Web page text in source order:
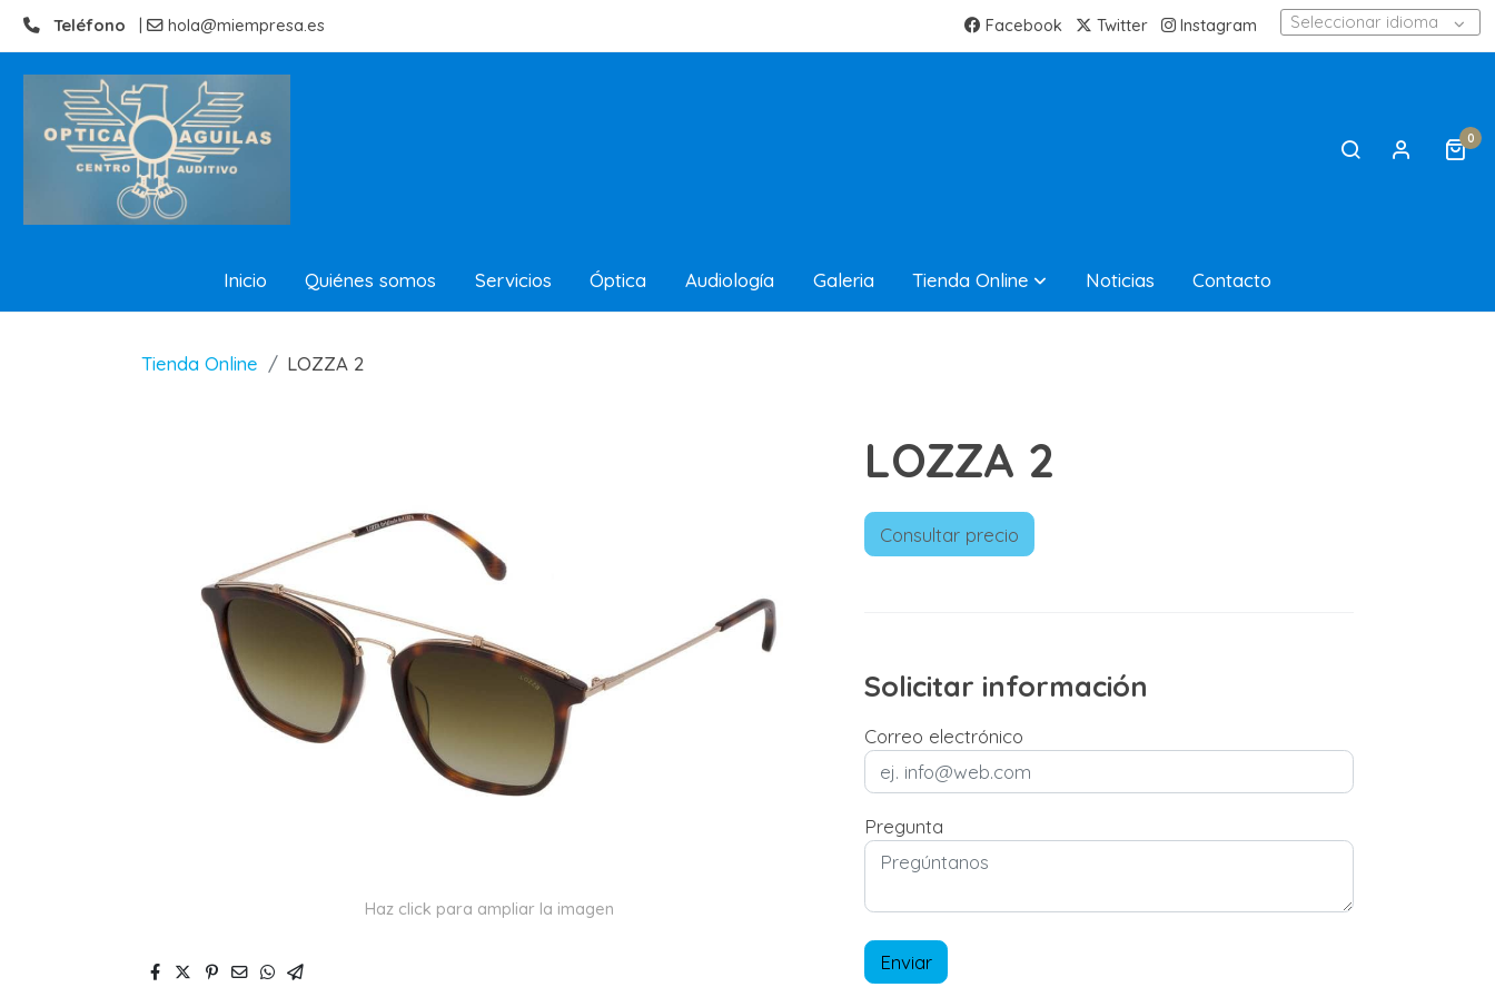
Teléfono | hola@miempresa.es Facebook Twitter Instagram Seleccionar idioma
0
Inicio Quiénes somos Servicios Óptica Audiología Galeria Tienda Online Noticias Contacto
Tienda Online LOZZA 2
Haz click para ampliar la imagen
LOZZA 2
Consultar precio
Solicitar información
Correo electrónico
Pregunta
Enviar